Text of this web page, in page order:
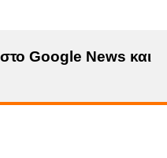
Google News και